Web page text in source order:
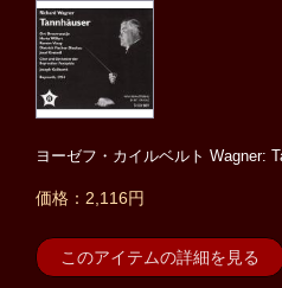
ヨーゼフ・カイルベルト Wagner:
価格：2,116円
このアイテムの詳細を見る